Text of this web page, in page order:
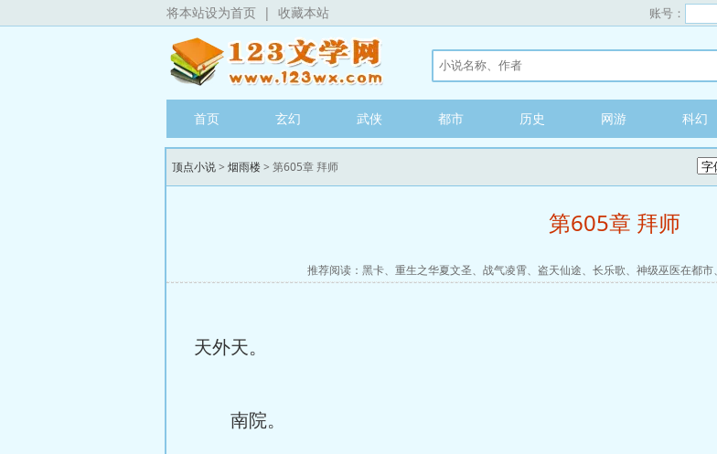
将本站设为首页 | 收藏本站 账号：
首页 玄幻 武侠 都市 历史 网游 科幻
顶点小说> 烟雨楼> 第605章 拜师
第605章 拜师
推荐阅读： 黑卡、 重生之华夏文圣、 战气凌霄、 盗天仙途、 长乐歌、 神级巫医在都市、
天外天。
南院。